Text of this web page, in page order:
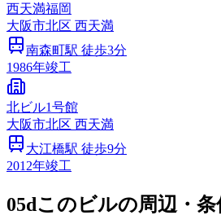
西天満福岡
大阪市北区 西天満
南森町駅 徒歩3分
1986年竣工
北ビル1号館
大阪市北区 西天満
大江橋駅 徒歩9分
2012年竣工
05dこのビルの周辺・